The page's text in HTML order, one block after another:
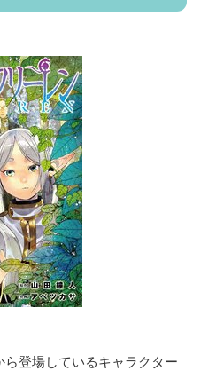
登場しているキャラクター